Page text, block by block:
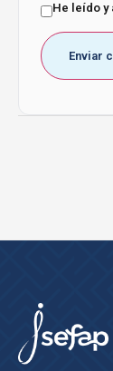
He leído y